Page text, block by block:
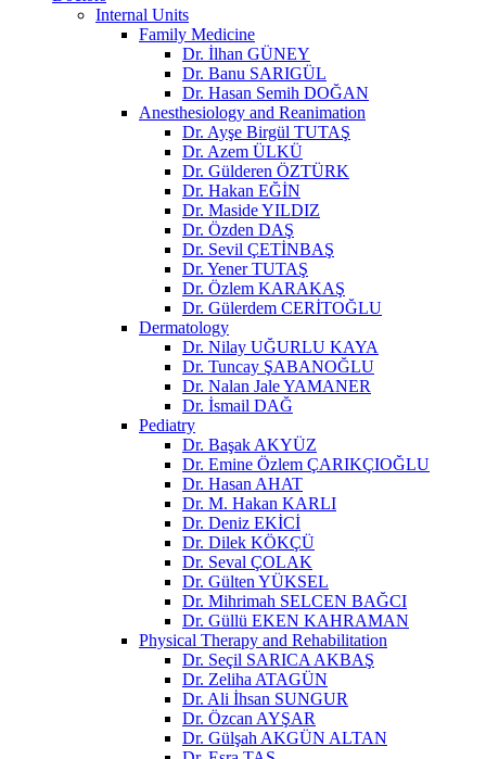
Internal Units
Family Medicine
Dr. İlhan GÜNEY
Dr. Banu SARIGÜL
Dr. Hasan Semih DOĞAN
Anesthesiology and Reanimation
Dr. Ayşe Birgül TUTAŞ
Dr. Azem ÜLKÜ
Dr. Gülderen ÖZTÜRK
Dr. Hakan EĞİN
Dr. Maside YILDIZ
Dr. Özden DAŞ
Dr. Sevil ÇETİNBAŞ
Dr. Yener TUTAŞ
Dr. Özlem KARAKAŞ
Dr. Gülerdem CERİTOĞLU
Dermatology
Dr. Nilay UĞURLU KAYA
Dr. Tuncay ŞABANOĞLU
Dr. Nalan Jale YAMANER
Dr. İsmail DAĞ
Pediatry
Dr. Başak AKYÜZ
Dr. Emine Özlem ÇARIKÇIOĞLU
Dr. Hasan AHAT
Dr. M. Hakan KARLI
Dr. Deniz EKİCİ
Dr. Dilek KÖKÇÜ
Dr. Seval ÇOLAK
Dr. Gülten YÜKSEL
Dr. Mihrimah SELCEN BAĞCI
Dr. Güllü EKEN KAHRAMAN
Physical Therapy and Rehabilitation
Dr. Seçil SARICA AKBAŞ
Dr. Zeliha ATAGÜN
Dr. Ali İhsan SUNGUR
Dr. Özcan AYŞAR
Dr. Gülşah AKGÜN ALTAN